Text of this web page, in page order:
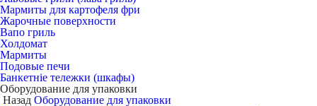
Мармиты для картофеля фри
Жарочные поверхности
Вапо гриль
Холдомат
Мармиты
Подовые печи
Банкетніе тележки (шкафы)
Оборудование для упаковки
Назад Оборудование для упаковки